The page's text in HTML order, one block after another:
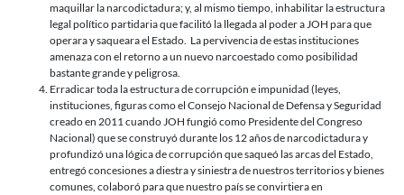
maquillar la narcodictadura; y, al mismo tiempo, inhabilitar la estructura
legal político partidaria que facilitó la llegada al poder a JOH para que
operara y saqueara el Estado. La pervivencia de estas instituciones
amenaza con el retorno a un nuevo narcoestado como posibilidad
bastante grande y peligrosa.
Erradicar toda la estructura de corrupción e impunidad (leyes,
instituciones, figuras como el Consejo Nacional de Defensa y Seguridad
creado en 2011 cuando JOH fungió como Presidente del Congreso
Nacional) que se construyó durante los 12 años de narcodictadura y
profundizó una lógica de corrupción que saqueó las arcas del Estado,
entregó concesiones a diestra y siniestra de nuestros territorios y bienes
comunes, colaboró para que nuestro país se convirtiera en